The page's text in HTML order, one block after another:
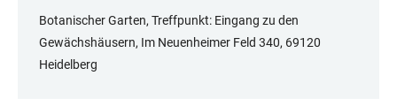
Botanischer Garten, Treffpunkt: Eingang zu den
Gewächshäusern, Im Neuenheimer Feld 340, 69120
Heidelberg